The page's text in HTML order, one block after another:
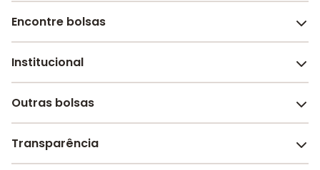
Encontre bolsas
Melhores escolas de São Paulo
Escolas por cidade e bairro
Institucional
Sobre o Melhor Escola
Revista Melhor Escola
Outras bolsas
Faculdades e universidades
Transparência